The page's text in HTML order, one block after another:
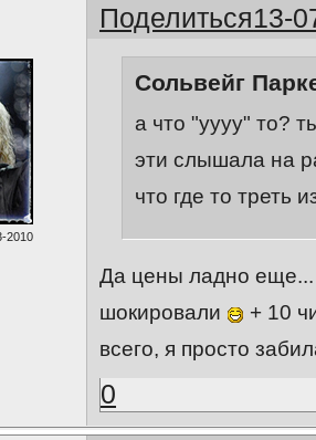
Поделиться13-
2010
Сольвейг
а что "уууу" то?
эти слышала на
что где то треть
Да цены ладно еще...
шокировали
+ 10
всего, я просто
0